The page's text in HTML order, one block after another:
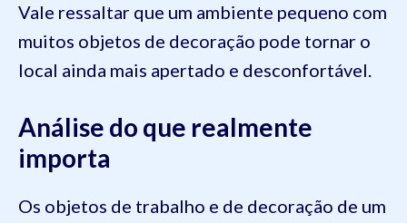
Vale ressaltar que um ambiente pequeno com
muitos objetos de decoração pode tornar o
local ainda mais apertado e desconfortável.
Análise do que realmente
importa
Os objetos de trabalho e de decoração de um